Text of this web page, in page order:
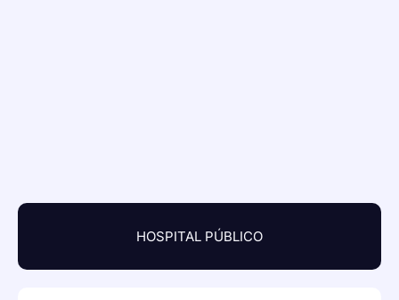
HOSPITAL PÚBLICO